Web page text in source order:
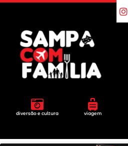
diversão e cultura viagem